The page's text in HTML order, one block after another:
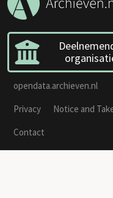
opendata.archieven.nl
Privacy
Notice and
Contact